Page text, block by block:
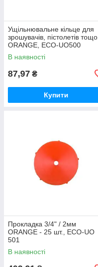
Ущільнювальне кільце для
зрошувачів, пістолетів тощо.
ORANGE, ECO-UO500
В наявності
87,97 ₴
Купити
Прокладка 3/4" / 2мм
ORANGE - 25 шт., ECO-UO
501
В наявності